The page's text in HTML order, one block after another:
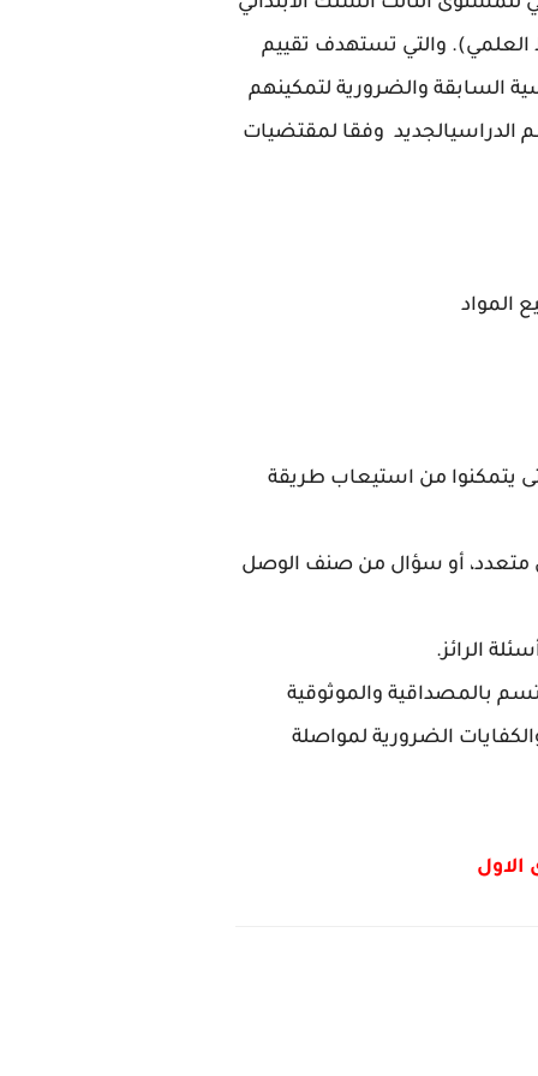
العلمي). والتي تستهدف تقييم
السابقة والضرورية لتمكينهم
الدراسيالجديد وفقا لمقتضيات
المواد
وتتبعها حتى يتمكنوا من استيعاب طريقة
من متعدد، أو سؤال من صنف الوصل
الرائز.
بالمصداقية والموثوقية
الضرورية لمواصلة
الاول